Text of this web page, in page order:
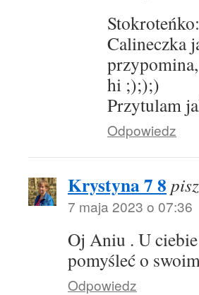
Calineczka
hi ;););)
Przytulam
Odpowiedz
Krystyna 7 8
7 maja 2023 o 07:36
Oj Aniu . U
pomyśleć o
Odpowiedz